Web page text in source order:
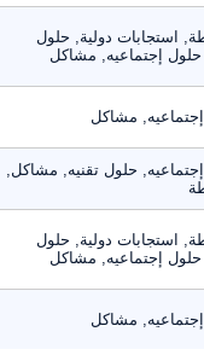
استجابات دولية, حلول
إجتماعيه, مشاكل
مشاكل
حلول تقنيه, مشاكل,
استجابات دولية, حلول
إجتماعيه, مشاكل
مشاكل